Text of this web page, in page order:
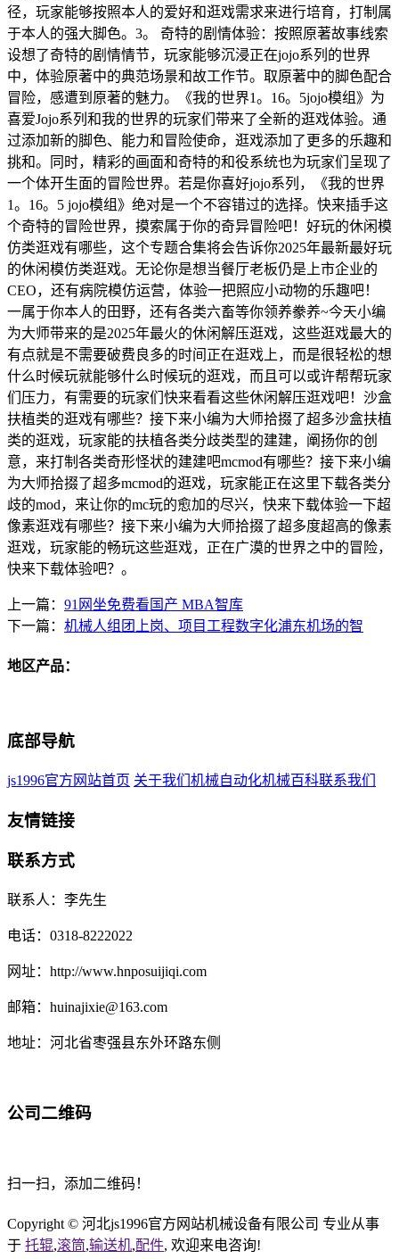
径，玩家能够按照本人的爱好和逛戏需求来进行培育，打制属
于本人的强大脚色。3。 奇特的剧情体验：按照原著故事线索
设想了奇特的剧情情节，玩家能够沉浸正在jojo系列的世界
中，体验原著中的典范场景和故工作节。取原著中的脚色配合
冒险，感遭到原著的魅力。《我的世界1。16。5jojo模组》为
喜爱Jojo系列和我的世界的玩家们带来了全新的逛戏体验。通
过添加新的脚色、能力和冒险使命，逛戏添加了更多的乐趣和
挑和。同时，精彩的画面和奇特的和役系统也为玩家们呈现了
一个体开生面的冒险世界。若是你喜好jojo系列，《我的世界
1。16。5 jojo模组》绝对是一个不容错过的选择。快来插手这
个奇特的冒险世界，摸索属于你的奇异冒险吧！好玩的休闲模
仿类逛戏有哪些，这个专题合集将会告诉你2025年最新最好玩
的休闲模仿类逛戏。无论你是想当餐厅老板仍是上市企业的
CEO，还有病院模仿运营，体验一把照应小动物的乐趣吧！
一属于你本人的田野，还有各类六畜等你领养豢养~今天小编
为大师带来的是2025年最火的休闲解压逛戏，这些逛戏最大的
有点就是不需要破费良多的时间正在逛戏上，而是很轻松的想
什么时候玩就能够什么时候玩的逛戏，而且可以或许帮帮玩家
们压力，有需要的玩家们快来看看这些休闲解压逛戏吧！沙盒
扶植类的逛戏有哪些？接下来小编为大师拾掇了超多沙盒扶植
类的逛戏，玩家能的扶植各类分歧类型的建建，阐扬你的创
意，来打制各类奇形怪状的建建吧mcmod有哪些？接下来小编
为大师拾掇了超多mcmod的逛戏，玩家能正在这里下载各类分
歧的mod，来让你的mc玩的愈加的尽兴，快来下载体验一下超
像素逛戏有哪些？接下来小编为大师拾掇了超多度超高的像素
逛戏，玩家能的畅玩这些逛戏，正在广漠的世界之中的冒险，
快来下载体验吧？。
上一篇： 91网坐免费看国产 MBA智库
下一篇： 机械人组团上岗、项目工程数字化浦东机场的智
地区产品：
底部导航
js1996官方网站首页 关于我们 机械自动化机械百科联系我们
友情链接
联系方式
联系人：李先生
电话：0318-8222022
网址：http://www.hnposuijiqi.com
邮箱：huinajixie@163.com
地址：河北省枣强县东外环路东侧
公司二维码
扫一扫，添加二维码！
Copyright © 河北js1996官方网站机械设备有限公司 专业从事
于 托辊,滚筒,输送机,配件, 欢迎来电咨询!